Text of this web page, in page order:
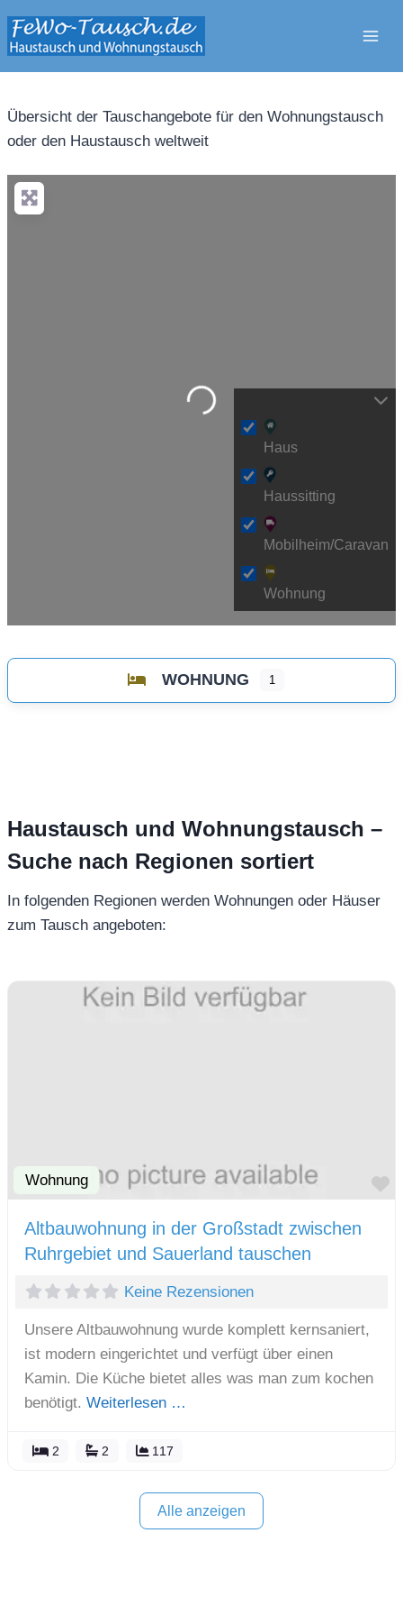
Inhalt
springen
Übersicht der Tauschangebote für den Wohnungstausch
oder den Haustausch weltweit
Wird geladen …
Haus
Haussitting
Mobilheim/Caravan
Wohnung
WOHNUNG 1
Haustausch und Wohnungstausch –
Suche nach Regionen sortiert
In folgenden Regionen werden Wohnungen oder Häuser
zum Tausch angeboten:
Wohnung
Altbauwohnung in der Großstadt zwischen
Ruhrgebiet und Sauerland tauschen
Keine Rezensionen
Unsere Altbauwohnung wurde komplett kernsaniert,
ist modern eingerichtet und verfügt über einen
Kamin. Die Küche bietet alles was man zum kochen
benötigt. Weiterlesen …
2 2 117
Alle anzeigen